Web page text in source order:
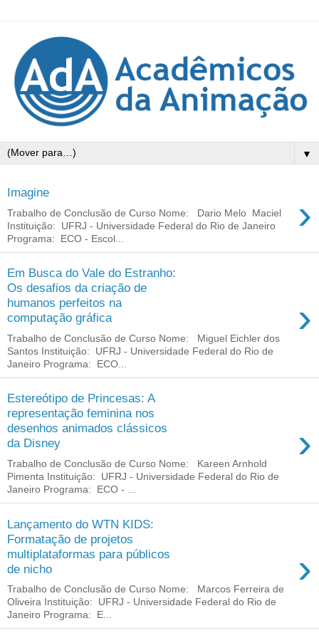
▼
Imagine ›
Trabalho de Conclusão de Curso Nome: Dario Melo Maciel
Instituição: UFRJ - Universidade Federal do Rio de Janeiro
Programa: ECO - Escol...
Em Busca do Vale do Estranho:
Os desafios da criação de
humanos perfeitos na
computação gráfica
›
Trabalho de Conclusão de Curso Nome: Miguel Eichler dos
Santos Instituição: UFRJ - Universidade Federal do Rio de
Janeiro Programa: ECO...
Estereótipo de Princesas: A
representação feminina nos
desenhos animados clássicos
da Disney
›
Trabalho de Conclusão de Curso Nome: Kareen Arnhold
Pimenta Instituição: UFRJ - Universidade Federal do Rio de
Janeiro Programa: ECO - ...
Lançamento do WTN KIDS:
Formatação de projetos
multiplataformas para públicos
de nicho
›
Trabalho de Conclusão de Curso Nome: Marcos Ferreira de
Oliveira Instituição: UFRJ - Universidade Federal do Rio de
Janeiro Programa: E...